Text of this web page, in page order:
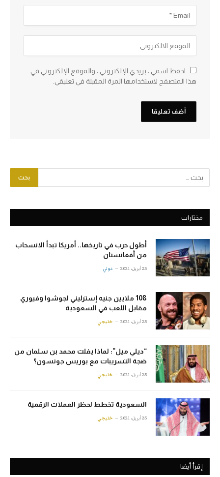
احفظ اسمي ، بريدي الإلكتروني ، والموقع الإلكتروني في
هذا المتصفح لاستخدامها المرة المقبلة في تعليقي.
مختارات
أطول حرب في تاريخها.. أمريكا تبدأ الانسحاب
من أفغانستان
25 أبريل، 2021 دولي
108 ملايين جنيه إسترليني لجوشوا وفيوري
مقابل اللعب في السعودية
25 أبريل، 2021 خليجي
“ديلي ميل”: لماذا يفلت محمد بن سلمان من
ضجة التسريبات مع بوريس جونسون؟
25 أبريل، 2021 خليجي
السعودية تخطط لحظر العملات الرقمية
25 أبريل، 2021 خليجي
إقرأ أيضا